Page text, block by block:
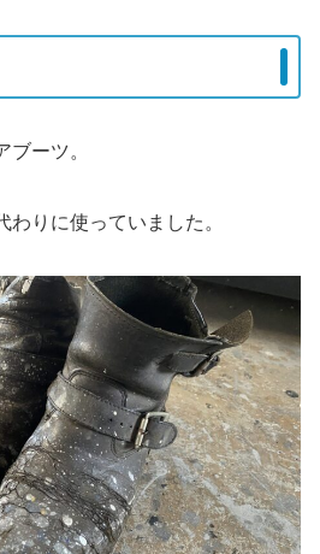
ーツ。
りに使っていました。